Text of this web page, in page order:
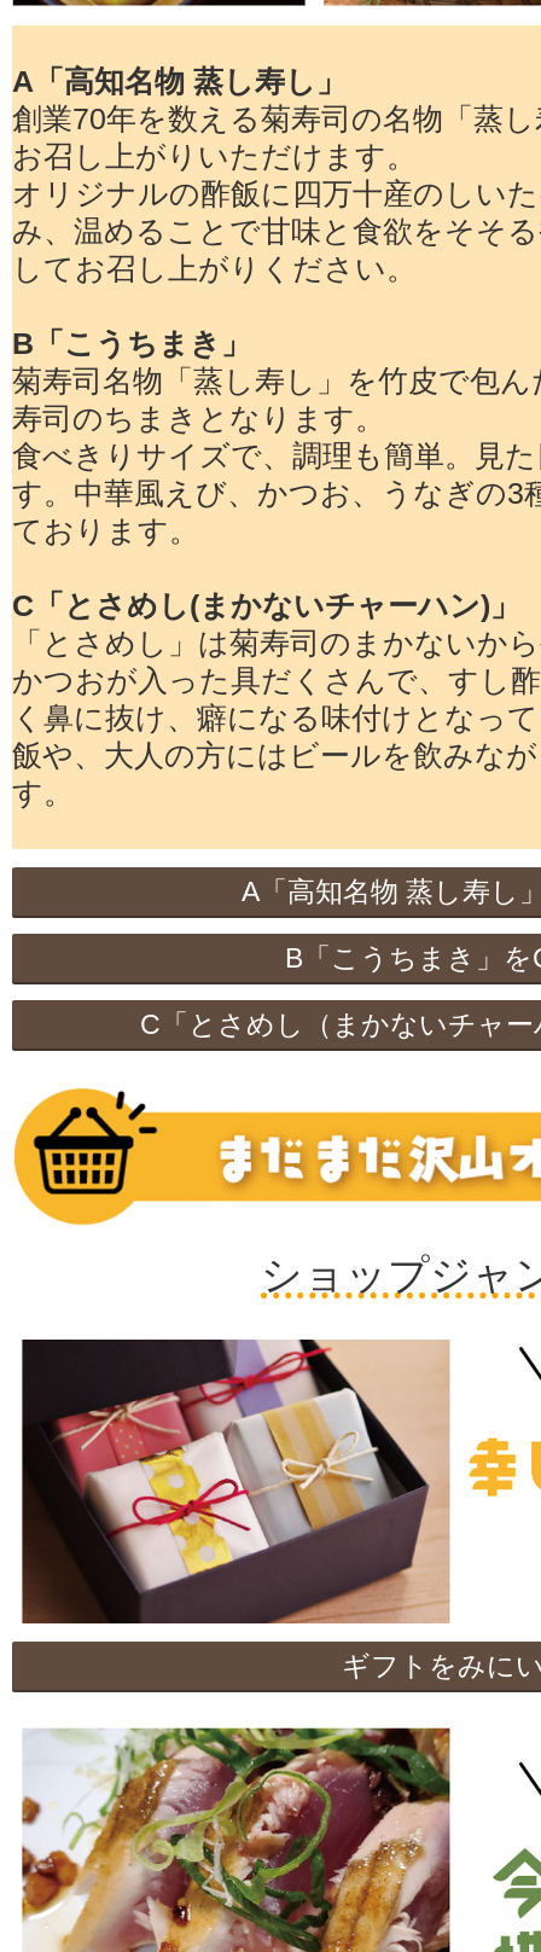
A「高知名物 蒸し寿し」
創業70年を数える菊寿司の名物「蒸
お召し上がりいただけます。
オリジナルの酢飯に四万十産のしい
み、温めることで甘味と食欲をそそ
してお召し上がりください。
B「こうちまき」
菊寿司名物「蒸し寿し」を竹皮で包
寿司のちまきとなります。
食べきりサイズで、調理も簡単。見
す。中華風えび、かつお、うなぎの3
ております。
C「とさめし(まかないチャーハン)」
「とさめし」は菊寿司のまかないか
かつおが入った具だくさんで、すし
く鼻に抜け、癖になる味付けとなっ
飯や、大人の方にはビールを飲みな
す。
A「高知名物 蒸し寿し
B「こうちまき」を
C「とさめし（まかないチャ
ショップジャ
ギフトをみに